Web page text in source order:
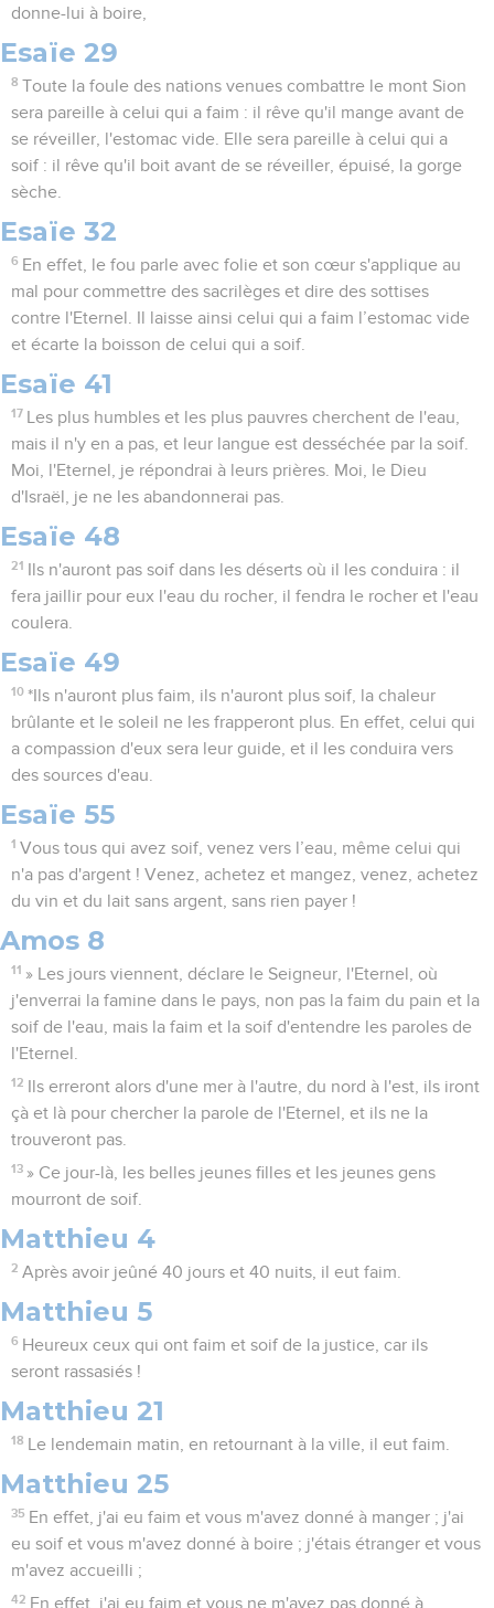
donne-lui à boire,
Esaïe 29
8 Toute la foule des nations venues combattre le mont Sion
sera pareille à celui qui a faim : il rêve qu'il mange avant de
se réveiller, l'estomac vide. Elle sera pareille à celui qui a
soif : il rêve qu'il boit avant de se réveiller, épuisé, la gorge
sèche.
Esaïe 32
6 En effet, le fou parle avec folie et son cœur s'applique au
mal pour commettre des sacrilèges et dire des sottises
contre l'Eternel. Il laisse ainsi celui qui a faim l’estomac vide
et écarte la boisson de celui qui a soif.
Esaïe 41
17
Les plus humbles et les plus pauvres cherchent de l'eau,
mais il n'y en a pas, et leur langue est desséchée par la soif.
Moi, l'Eternel, je répondrai à leurs prières. Moi, le Dieu
d'Israël, je ne les abandonnerai pas.
Esaïe 48
21
Ils n'auront pas soif dans les déserts où il les conduira : il
fera jaillir pour eux l'eau du rocher, il fendra le rocher et l'eau
coulera.
Esaïe 49
10 *Ils n'auront plus faim, ils n'auront plus soif, la chaleur
brûlante et le soleil ne les frapperont plus. En effet, celui qui
a compassion d'eux sera leur guide, et il les conduira vers
des sources d'eau.
Esaïe 55
1 Vous tous qui avez soif, venez vers l’eau, même celui qui
n'a pas d'argent ! Venez, achetez et mangez, venez, achetez
du vin et du lait sans argent, sans rien payer !
Amos 8
11 » Les jours viennent, déclare le Seigneur, l'Eternel, où
j'enverrai la famine dans le pays, non pas la faim du pain et la
soif de l'eau, mais la faim et la soif d'entendre les paroles de
l'Eternel.
12
Ils erreront alors d'une mer à l'autre, du nord à l'est, ils iront
çà et là pour chercher la parole de l'Eternel, et ils ne la
trouveront pas.
13 » Ce jour-là, les belles jeunes filles et les jeunes gens
mourront de soif.
Matthieu 4
2 Après avoir jeûné 40 jours et 40 nuits, il eut faim.
Matthieu 5
6 Heureux ceux qui ont faim et soif de la justice, car ils
seront rassasiés !
Matthieu 21
18 Le lendemain matin, en retournant à la ville, il eut faim.
Matthieu 25
35 En effet, j'ai eu faim et vous m'avez donné à manger ; j'ai
eu soif et vous m'avez donné à boire ; j'étais étranger et vous
m'avez accueilli ;
42 En effet, j'ai eu faim et vous ne m'avez pas donné à